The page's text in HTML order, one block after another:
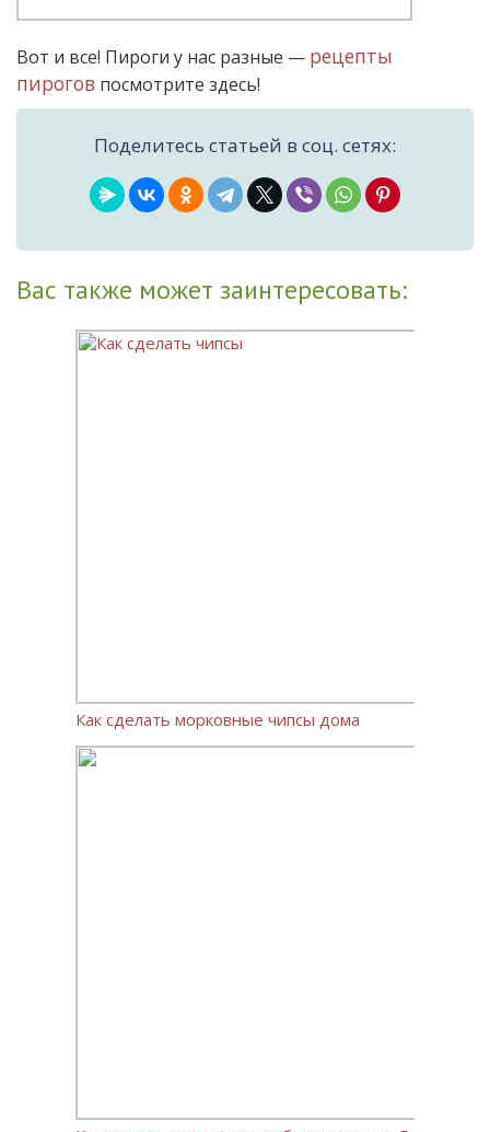
Вот и все! Пироги у нас разные — рецепты
пирогов посмотрите здесь!
Поделитесь статьей в соц. сетях:
Вас также может заинтересовать:
Как сделать морковные чипсы дома